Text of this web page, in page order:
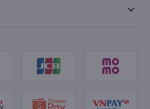
keyboard_arrow_down